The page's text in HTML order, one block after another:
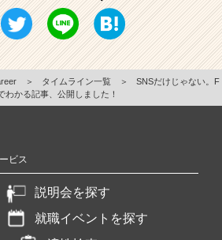
＞ タイムライン一覧 ＞
SNSだけじゃない。F
わかる記事、公開しました！
ビス
説明会を探す
就職イベントを探す